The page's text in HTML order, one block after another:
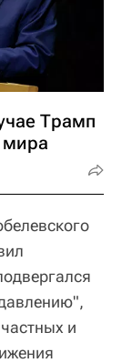
Трамп
мира
и